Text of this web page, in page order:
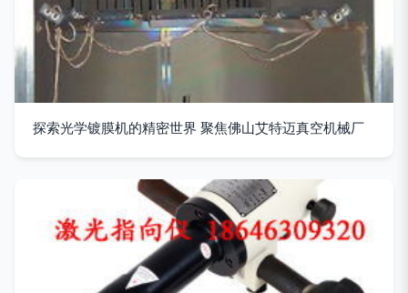
探索光学镀膜机的精密世界 聚焦佛山艾特迈真空机械厂